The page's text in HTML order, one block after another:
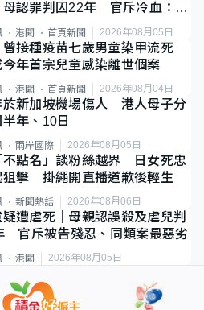
認罪判囚22年 官斥冷血：同
惡劣
港聞 首頁新聞 2026年08月05日
曾接種疫苗七歲男童染甲流死
年首宗兒童感染離世個案
港聞 首頁新聞 2026年08月04日
於新加坡機場傷人 港人母子分
年、10日
兩岸國際 2026年08月05日
不點名」談粉絲越界 日女死忠
狙擊 掛繩開直播道歉後輕生
新聞熱話 2026年08月06日
疑遭虐死｜母親認誤殺及虐兒判
官斥被告殘忍、同類案最惡劣
港聞 2026年08月05日